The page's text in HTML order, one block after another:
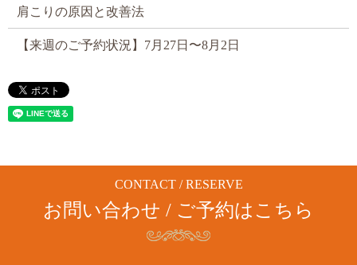
肩こりの原因と改善法
【来週のご予約状況】7月27日〜8月2日
CONTACT / RESERVE
お問い合わせ / ご予約はこちら